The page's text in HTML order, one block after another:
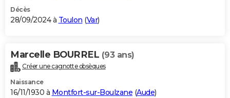
Décès
28/09/2024 à Toulon (Var)
Marcelle BOURREL (93 ans)
Créer une cagnotte obsèques
Naissance
16/11/1930 à Montfort-sur-Boulzane (Aude)